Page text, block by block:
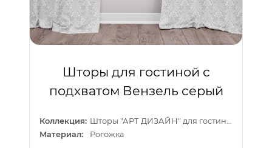
Шторы для гостиной с
подхватом Вензель серый
Коллекция:
Шторы "АРТ ДИЗАЙН" для гостиной
Материал:
Рогожка